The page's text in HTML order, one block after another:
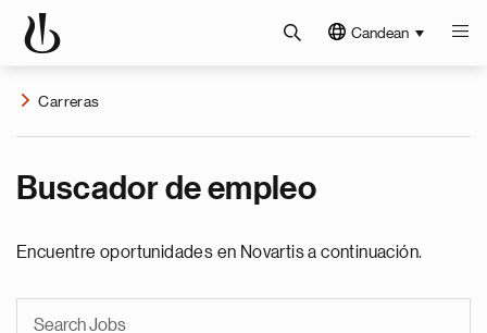
Candean
Carreras
Buscador de empleo
Encuentre oportunidades en Novartis a continuación.